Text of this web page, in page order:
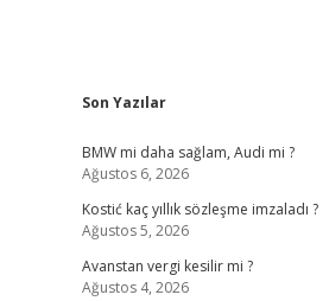
Sidebar
Son Yazılar
BMW mi daha sağlam, Audi mi ?
Ağustos 6, 2026
Kostić kaç yıllık sözleşme imzaladı ?
Ağustos 5, 2026
Avanstan vergi kesilir mi ?
Ağustos 4, 2026